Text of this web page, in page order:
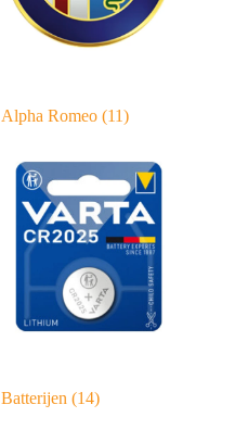
Alpha Romeo(11)
Batterijen(14)